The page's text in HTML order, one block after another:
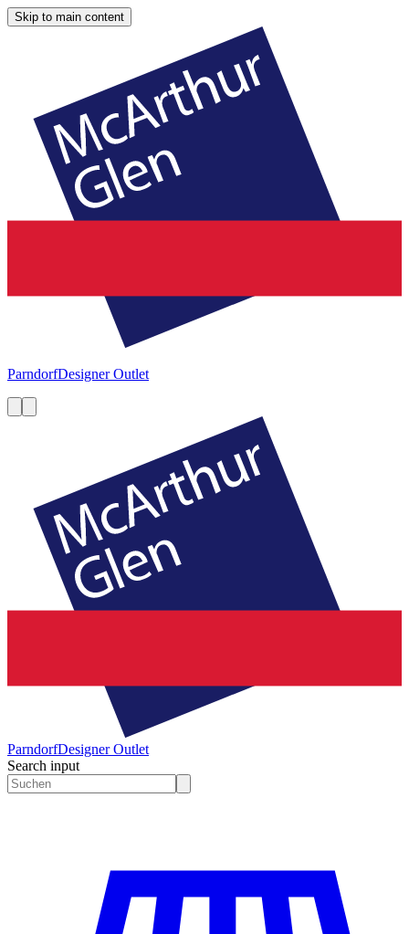
Skip to main content
ParndorfDesigner Outlet
ParndorfDesigner Outlet
Search input